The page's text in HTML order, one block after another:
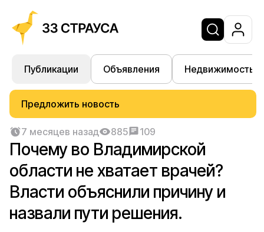
Публикации Объявления Недвижимость
Предложить новость
7 месяцев назад 885 109
Почему во Владимирской
области не хватает врачей?
Власти объяснили причину и
назвали пути решения.